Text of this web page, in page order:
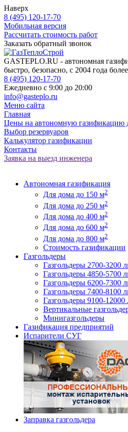
Наверх
8 (495) 120-17-70
Мобильная версия
Рассчитать стоимость работ
Заказать обратный звонок
GASTEPLO.RU - автономная
быстро, безопасно, с 2004 года
8 (495) 120-17-70
Ежедневно с 9:00 до 20:00
info@gasteplo.ru
Меню сайта
Главная
Цены на автономную газификацию
Выбор резервуаров
Калькулятор газификации
Контакты
Заявка на выезд инженера
Автономная газификация
Для дома до 150 м2
Для дома до 250 м2
Для дома до 400 м2
Для дома до 600 м2
Для дома до 800 м2
Стоимость газификации
Газгольдеры
Газгольдеры 2700-3200
Газгольдеры 4850-5700
Газгольдеры 6200-7300
Газгольдеры 7400-8100
Газгольдеры 9100-12000
Вертикальные
Минигазгольдеры
Газификация предприятий
Испарители СУГ
Заправка газгольдера